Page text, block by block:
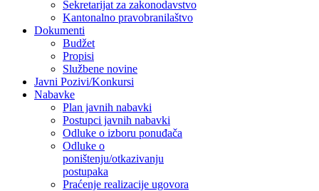
Sekretarijat za zakonodavstvo
Kantonalno pravobranilaštvo
Dokumenti
Budžet
Propisi
Službene novine
Javni Pozivi/Konkursi
Nabavke
Plan javnih nabavki
Postupci javnih nabavki
Odluke o izboru ponuđača
Odluke o
poništenju/otkazivanju
postupaka
Praćenje realizacije ugovora